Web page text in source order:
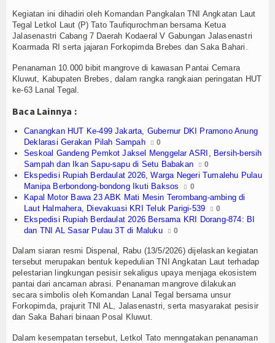
Olahraga
Perhubungan
Opini
Pelabuhan
Politik
Seni & Budaya
Sorot
Tauziah
Tokoh
Wisata
TV
Canggih KRI Golok-688
Kegiatan ini dihadiri oleh Komandan Pangkalan TNI Angkatan Laut
Tegal Letkol Laut (P) Tato Taufiqurochman bersama Ketua
Jalasenastri Cabang 7 Daerah Kodaeral V Gabungan Jalasenastri
Koarmada RI serta jajaran Forkopimda Brebes dan Saka Bahari.
Penanaman 10.000 bibit mangrove di kawasan Pantai Cemara
Kluwut, Kabupaten Brebes, dalam rangka rangkaian peringatan HUT
ke-63 Lanal Tegal.
Baca Lainnya :
Canangkan HUT Ke-499 Jakarta, Gubernur DKI Pramono Anung
Deklarasi Gerakan Pilah Sampah
0
Seskoal Gandeng Pemkot Jaksel Menggelar ASRI, Bersih-bersih
Sampah dan Ikan Sapu-sapu di Setu Babakan
0
Ekspedisi Rupiah Berdaulat 2026, Warga Negeri Tumalehu Pulau
Manipa Berbondong-bondong Ikuti Baksos
0
Kapal Motor Bawa 23 ABK Mati Mesin Terombang-ambing di
Laut Halmahera, Dievakuasi KRI Teluk Parigi-539
0
Ekspedisi Rupiah Berdaulat 2026 Bersama KRI Dorang-874: BI
dan TNI AL Sasar Pulau 3T di Maluku
0
Dalam siaran resmi Dispenal, Rabu (13/5/2026) dijelaskan kegiatan
tersebut merupakan bentuk kepedulian TNI Angkatan Laut terhadap
pelestarian lingkungan pesisir sekaligus upaya menjaga ekosistem
pantai dari ancaman abrasi. Penanaman mangrove dilakukan
secara simbolis oleh Komandan Lanal Tegal bersama unsur
Forkopimda, prajurit TNI AL, Jalasenastri, serta masyarakat pesisir
dan Saka Bahari binaan Posal Kluwut.
Dalam kesempatan tersebut, Letkol Tato menngatakan penanaman